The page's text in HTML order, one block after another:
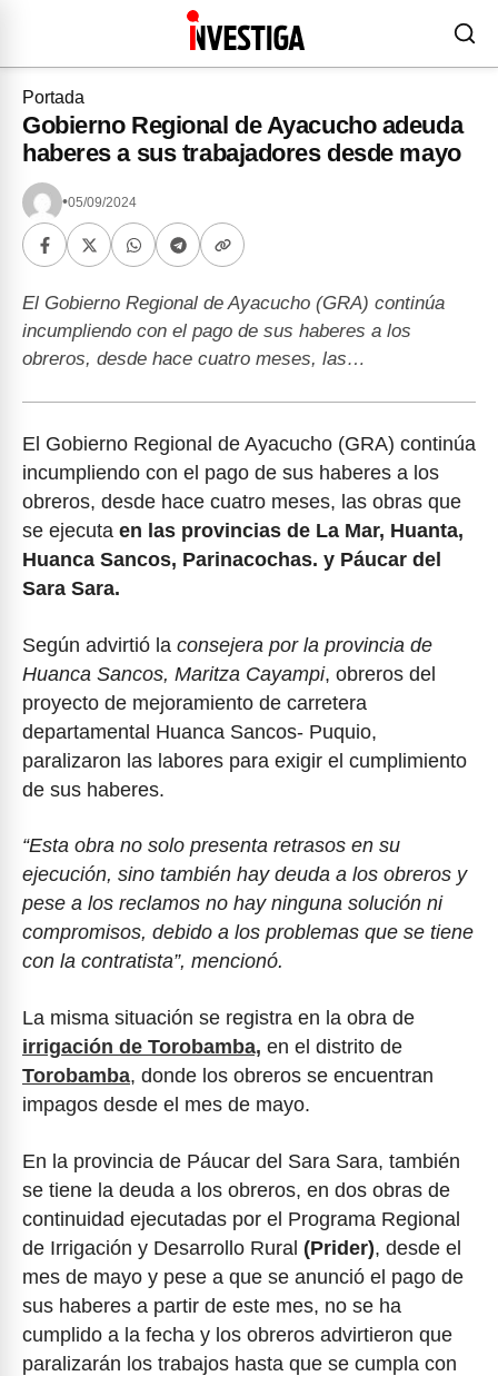
Portada
Gobierno Regional de Ayacucho adeuda
haberes a sus trabajadores desde mayo
•05/09/2024
El Gobierno Regional de Ayacucho (GRA) continúa
incumpliendo con el pago de sus haberes a los
obreros, desde hace cuatro meses, las…
El Gobierno Regional de Ayacucho (GRA) continúa
incumpliendo con el pago de sus haberes a los
obreros, desde hace cuatro meses, las obras que
se ejecuta en las provincias de La Mar, Huanta,
Huanca Sancos, Parinacochas. y Páucar del
Sara Sara.
Según advirtió la consejera por la provincia de
Huanca Sancos, Maritza Cayampi, obreros del
proyecto de mejoramiento de carretera
departamental Huanca Sancos- Puquio,
paralizaron las labores para exigir el cumplimiento
de sus haberes.
“Esta obra no solo presenta retrasos en su
ejecución, sino también hay deuda a los obreros y
pese a los reclamos no hay ninguna solución ni
compromisos, debido a los problemas que se tiene
con la contratista”, mencionó.
La misma situación se registra en la obra de
irrigación de Torobamba, en el distrito de
Torobamba, donde los obreros se encuentran
impagos desde el mes de mayo.
En la provincia de Páucar del Sara Sara, también
se tiene la deuda a los obreros, en dos obras de
continuidad ejecutadas por el Programa Regional
de Irrigación y Desarrollo Rural (Prider), desde el
mes de mayo y pese a que se anunció el pago de
sus haberes a partir de este mes, no se ha
cumplido a la fecha y los obreros advirtieron que
paralizarán los trabajos hasta que se cumpla con